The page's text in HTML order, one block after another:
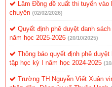
Lâm Đồng đề xuất thi tuyển
chuyên (02/02/2026)
Quyết định phê duyệt danh
năm học 2025-2026 (20/10/2025)
Thông báo quyết định phê
tập học kỳ I năm học 2024-2025
Trường TH Nguyễn Viết Xuân